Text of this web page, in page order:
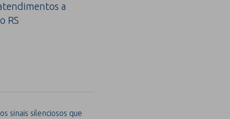
a
RS
sinais silenciosos que